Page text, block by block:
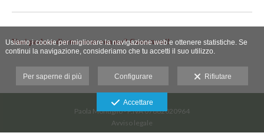
Vuoi parlare direttamente con me?Contattami!
Paola Montiglio - P.IVA 07882020964
Avviso legale
Usiamo i cookie per migliorare la navigazione web e ottenere statistiche. Se
continui la navigazione, consideriamo che tu accetti il suo utilizzo.
Per saperne di più Configurare Rifiutare
Accettare